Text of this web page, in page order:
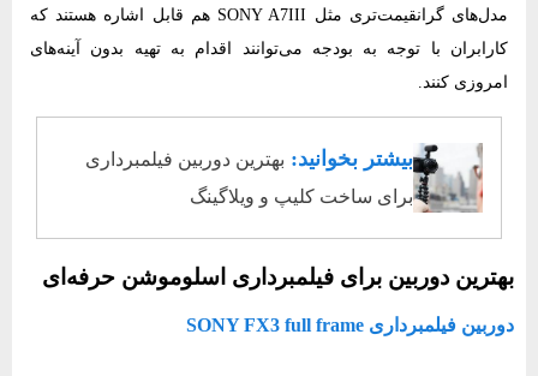
مدل‌های گرانقیمت‌تری مثل SONY A7III هم قابل اشاره هستند که
کارابران با توجه به بودجه می‌توانند اقدام به تهیه بدون آینه‌های
امروزی کنند.
بیشتر بخوانید: بهترین دوربین فیلمبرداری
برای ساخت کلیپ و ویلاگینگ
بهترین دوربین برای فیلمبرداری اسلوموشن حرفه‌ای
دوربین فیلمبرداری SONY FX3 full frame